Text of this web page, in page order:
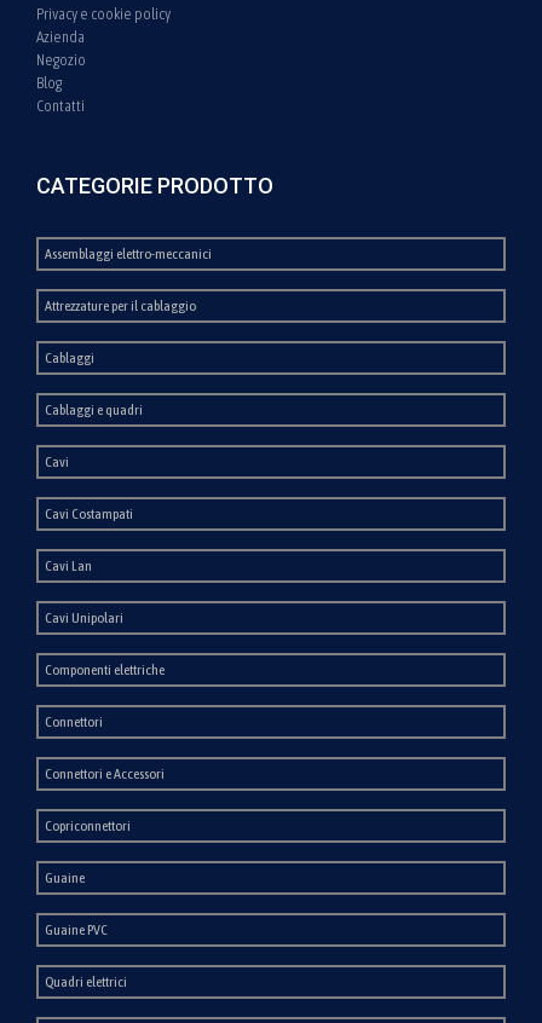
Privacy e cookie policy
Azienda
Negozio
Blog
Contatti
CATEGORIE PRODOTTO
Assemblaggi elettro-meccanici
Attrezzature per il cablaggio
Cablaggi
Cablaggi e quadri
Cavi
Cavi Costampati
Cavi Lan
Cavi Unipolari
Componenti elettriche
Connettori
Connettori e Accessori
Copriconnettori
Guaine
Guaine PVC
Quadri elettrici